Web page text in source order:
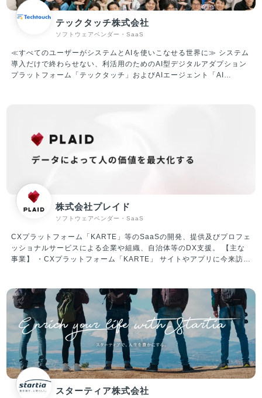
スの各社からも厚い信頼を寄せられいます。業界に先駆けて成果報酬
型サービスを実施し、導入のしやすさから新たなクライアントを獲得
し急成長を果たしています。 ②ITプラットフォーム（SaaS）事業 X
Mile社は、人材プラットフォーム事業で5,000以上のお客様と取引を
体制の中小企業が大多数であり、社内のIT人材も不足しているのが課
題となっています。 当社は、ノンデスク事業者向けのSaaS開発提供
により、生産性向上・労働時間短縮を促進していきます。
テックタッチ株式会社
ソフトウェアベンダー・SaaS
≪すべてのユーザーがシステムとAIを使いこなせる世界に≫ システム
導入だけで終わらせない、利活用のためのAI型デジタルアダプション
プラットフォーム「テックタッチ」およびAIエージェント「AI
よるUI改善や自動操作による生産性改善など、アジャイルなDXを現場
主導でリードすることができ、主に従業員数千人～数万人のエンター
機能紹介（一例） ・どのタイミングで何を入力すればいいのかをス
(株)／株式会社など） ・分析機能を用いて、どれくらいの社員が、
どの項目で躓いているのかが分かる ・自動入力機能で顧客のIDを間
違いなく入力（ダブルチェックが不要に） ▼資金調達情報 2019年6
月 シード調達：1.2億円 2020年6月 シリーズA調達：5億円 2023
囲気/特徴 ・大人な雰囲気のスタートアップ！メリハリつけた働き方
が可能 周りへの配慮を大切にした、優しいメンバーが揃っており、気
持ちよく働ける環境です。 仕事においては真剣に向き合いますが、楽
約60％、子育て中社員が35％超えと、大人な雰囲気のスタートアップ
です。 そのため、休日出勤・過度な残業など無理なスケジュールで業
務を進めていくことはありません。 ・働く環境／スキルアップ ・大
手金融、外資コンサル、メガベンチャー、スタートアップ経営者な
ど、様々なバックグラウンドを持つメンバーが当社には集まっていま
す。 当然ながら自律性、主体性が強く求められる環境ではあるのです
が、そのような環境だからこそ、全員が「会社のオーナーである」と
いう思いを持ち、プロダクト開発だけではなく、組織作りにも積極的
に関わる風土ができています。
株式会社プレイド
ソフトウェアベンダー・SaaS
CXプラットフォーム「KARTE」等のSaaSの開発、提供及びプロフェ
ッショナルサービスによる企業や組織、自治体等のDX支援。 【主な
事業】 ・CXプラットフォーム「KARTE」 サイトやアプリに今来訪し
す。 ・「STUDIO ZERO」 STUDIO ZEROとは、各産業のフラッグ
シップとなる事例を創出する事業開発組織です。 日本を代表する大企
業や地域経済を支える中小企業、スタートアップ企業、行政・公的機
関などのパートナーと共に、データを活用した顧客視点での新規事業
創出や既存事業の変革を目指しています。 ・「PLAID ALPHA」 これ
までプレイドが積み上げてきた体験設計やテクノロジー・データ活用
に係る知見･経験に基づき、CX変革に向けた全体計画/設計から実行ま
でを一気通貫で支援するサービスです。 ・「PLAID Ecosystem」 膨
大なカスタマーデータをリアルタイムに解析できるKARTEのテクノロ
ジーをAPIとして解放。事業を加速するためのソリューションを開発
スターティア株式会社